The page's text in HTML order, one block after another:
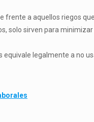
frente a aquellos riegos
solo sirven para minimizar
equivale legalmente a no